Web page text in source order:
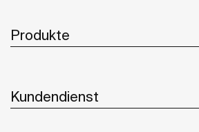
Produkte
Kundendienst